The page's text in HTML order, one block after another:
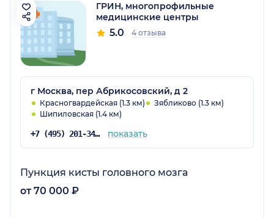
ГРИН, многопрофильные
медицинские центры
5.0 4 отзыва
г Москва, пер Абрикосовский, д 2
Красногвардейская (1.3 км)
Зябликово (1.3 км)
Шипиловская (1.4 км)
+7 (495) 201-34-03 показать
Пункция кисты головного мозга
от 70 000 ₽